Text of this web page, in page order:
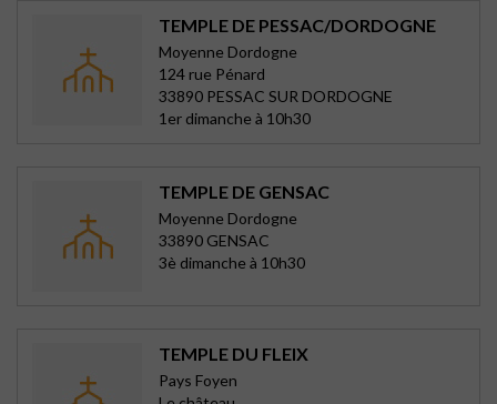
TEMPLE DE PESSAC/DORDOGNE
Moyenne Dordogne
124 rue Pénard
33890 PESSAC SUR DORDOGNE
1er dimanche à 10h30
TEMPLE DE GENSAC
Moyenne Dordogne
33890 GENSAC
3è dimanche à 10h30
TEMPLE DU FLEIX
Pays Foyen